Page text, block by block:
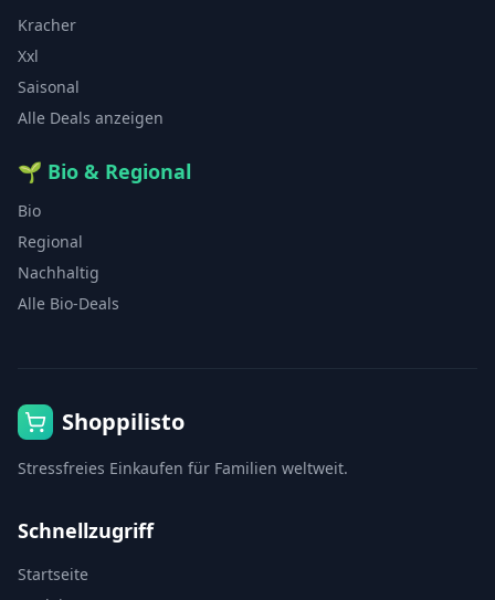
Kracher
Xxl
Saisonal
Alle Deals anzeigen
🌱 Bio & Regional
Bio
Regional
Nachhaltig
Alle Bio-Deals
Shoppilisto
Stressfreies Einkaufen für Familien weltweit.
Schnellzugriff
Startseite